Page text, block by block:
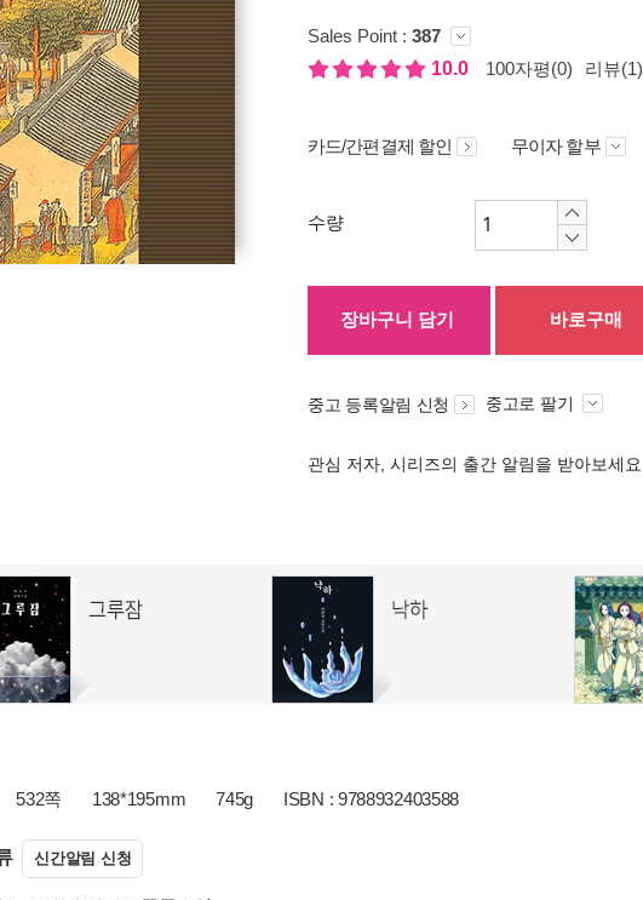
Sales Point : 387
10.0
100자평(0) 리뷰(1)
카드/간편결제 할인 무이자 할부
수량
장바구니 담기 바로구매
중고 등록알림 신청 중고로 팔기
관심 저자, 시리즈의 출간 알림을 받아보세요
532쪽 138*195mm 745g ISBN : 9788932403588
신간알림 신청